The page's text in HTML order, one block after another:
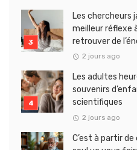
Les chercheurs
meilleur réflexe
retrouver de
2 jours ago
Les adultes
souvenirs
scientifiques
2 jours ago
C’est à partir